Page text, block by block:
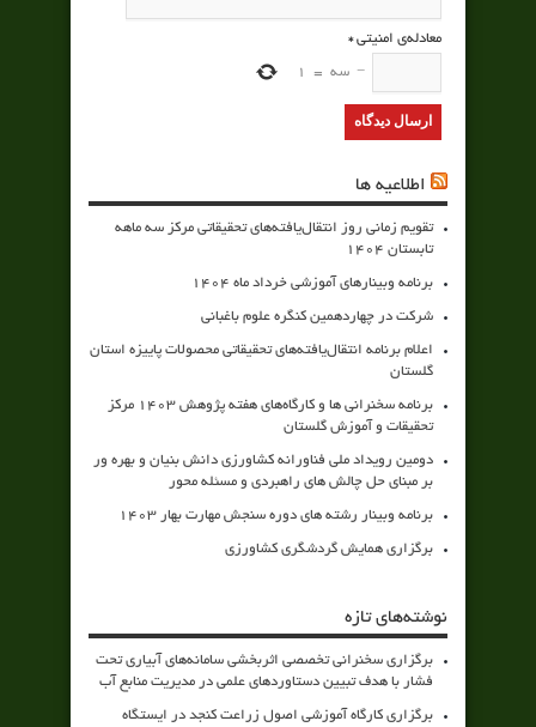
معادله‌ی امنیتی*
− سه =
1
اطلاعیه ها
تقویم زمانی روز انتقال‌یافته‌های تحقیقاتی مرکز سه ماهه
تابستان 1404
برنامه وبینارهای آموزشی خرداد ماه 1404
شرکت در چهاردهمین کنگره علوم باغبانی
اعلام برنامه انتقال‌یافته‌های تحقیقاتی محصولات پاییزه استان
گلستان
برنامه سخنرانی ها و کارگاه‌های هفته پژوهش 1403 مرکز
تحقیقات و آموزش گلستان
دومین رویداد ملی فناورانه کشاورزی دانش بنیان و بهره ور
بر مبنای حل چالش های راهبردی و مسئله محور
برنامه وبینار رشته های دوره سنجش مهارت بهار 1403
برگزاری همایش گردشگری کشاورزی
نوشته‌های تازه
برگزاری سخنرانی تخصصی اثربخشی سامانه‌های آبیاری تحت
فشار با هدف تبیین دستاوردهای علمی در مدیریت منابع آب
برگزاری کارگاه آموزشی اصول زراعت کنجد در ایستگاه